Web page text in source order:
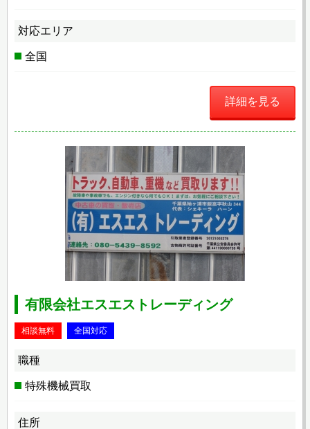
対応エリア
全国
詳細を見る
有限会社エスエストレーディング
相談無料 全国対応
職種
特殊機械買取
住所